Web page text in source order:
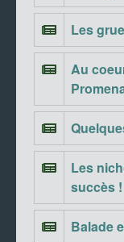
Les
Au
Les
succès !
Balade